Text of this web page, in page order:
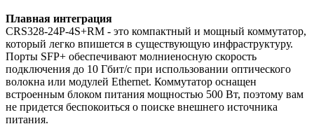
Плавная интеграция
CRS328-24P-4S+RM - это компактный и мощный коммутатор,
который легко впишется в существующую инфраструктуру.
Порты SFP+ обеспечивают молниеносную скорость
подключения до 10 Гбит/с при использовании оптического
волокна или модулей Ethernet. Коммутатор оснащен
встроенным блоком питания мощностью 500 Вт, поэтому вам
не придется беспокоиться о поиске внешнего источника
питания.